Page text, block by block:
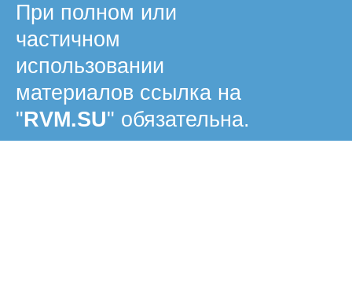
При полном или
частичном
использовании
материалов ссылка на
"RVM.SU" обязательна.